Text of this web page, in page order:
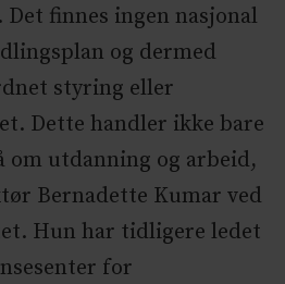
finnes ingen nasjonal
og dermed
styring eller
Dette handler ikke bare
om utdanning og arbeid,
Bernadette Kumar ved
Hun har tidligere ledet
for